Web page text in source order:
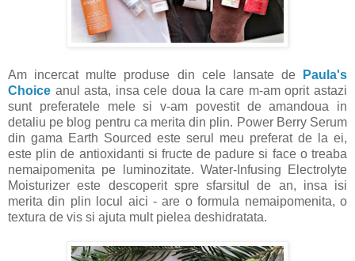
Am incercat multe produse din cele lansate de
Paula's
Choice anul asta, insa cele doua la care m-am oprit astazi
sunt preferatele mele si v-am povestit de amandoua in
detaliu pe blog pentru ca merita din plin. Power Berry Serum
din gama Earth Sourced este serul meu preferat de la ei,
este plin de antioxidanti si fructe de padure si face o treaba
nemaipomenita pe luminozitate. Water-Infusing Electrolyte
Moisturizer este descoperit spre sfarsitul de an, insa isi
merita din plin locul aici - are o formula nemaipomenita, o
textura de vis si ajuta mult pielea deshidratata.